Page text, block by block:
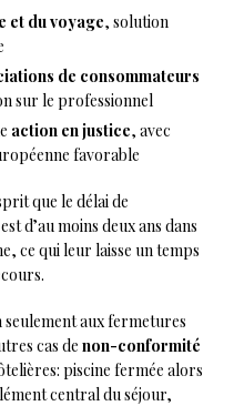
et du voyage, solution
de consommateurs
sur le professionnel
action en justice, avec
favorable
que le délai de
d’au moins deux ans dans
ce qui leur laisse un temps
aux fermetures
cas de non-conformité
piscine fermée alors
central du séjour,